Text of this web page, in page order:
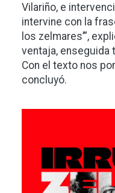
Vilariño, e
intervine con la
los zelmares’”,
ventaja, enseguida
Con el texto nos
concluyó.